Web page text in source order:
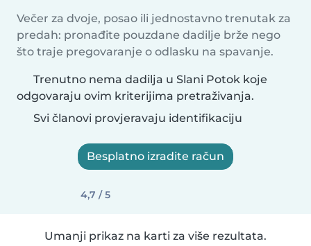
Večer za dvoje, posao ili jednostavno trenutak za
predah: pronađite pouzdane dadilje brže nego
što traje pregovaranje o odlasku na spavanje.
Trenutno nema dadilja u Slani Potok koje
odgovaraju ovim kriterijima pretraživanja.
Svi članovi provjeravaju identifikaciju
Besplatno izradite račun
4,7 / 5
Umanji prikaz na karti za više rezultata.